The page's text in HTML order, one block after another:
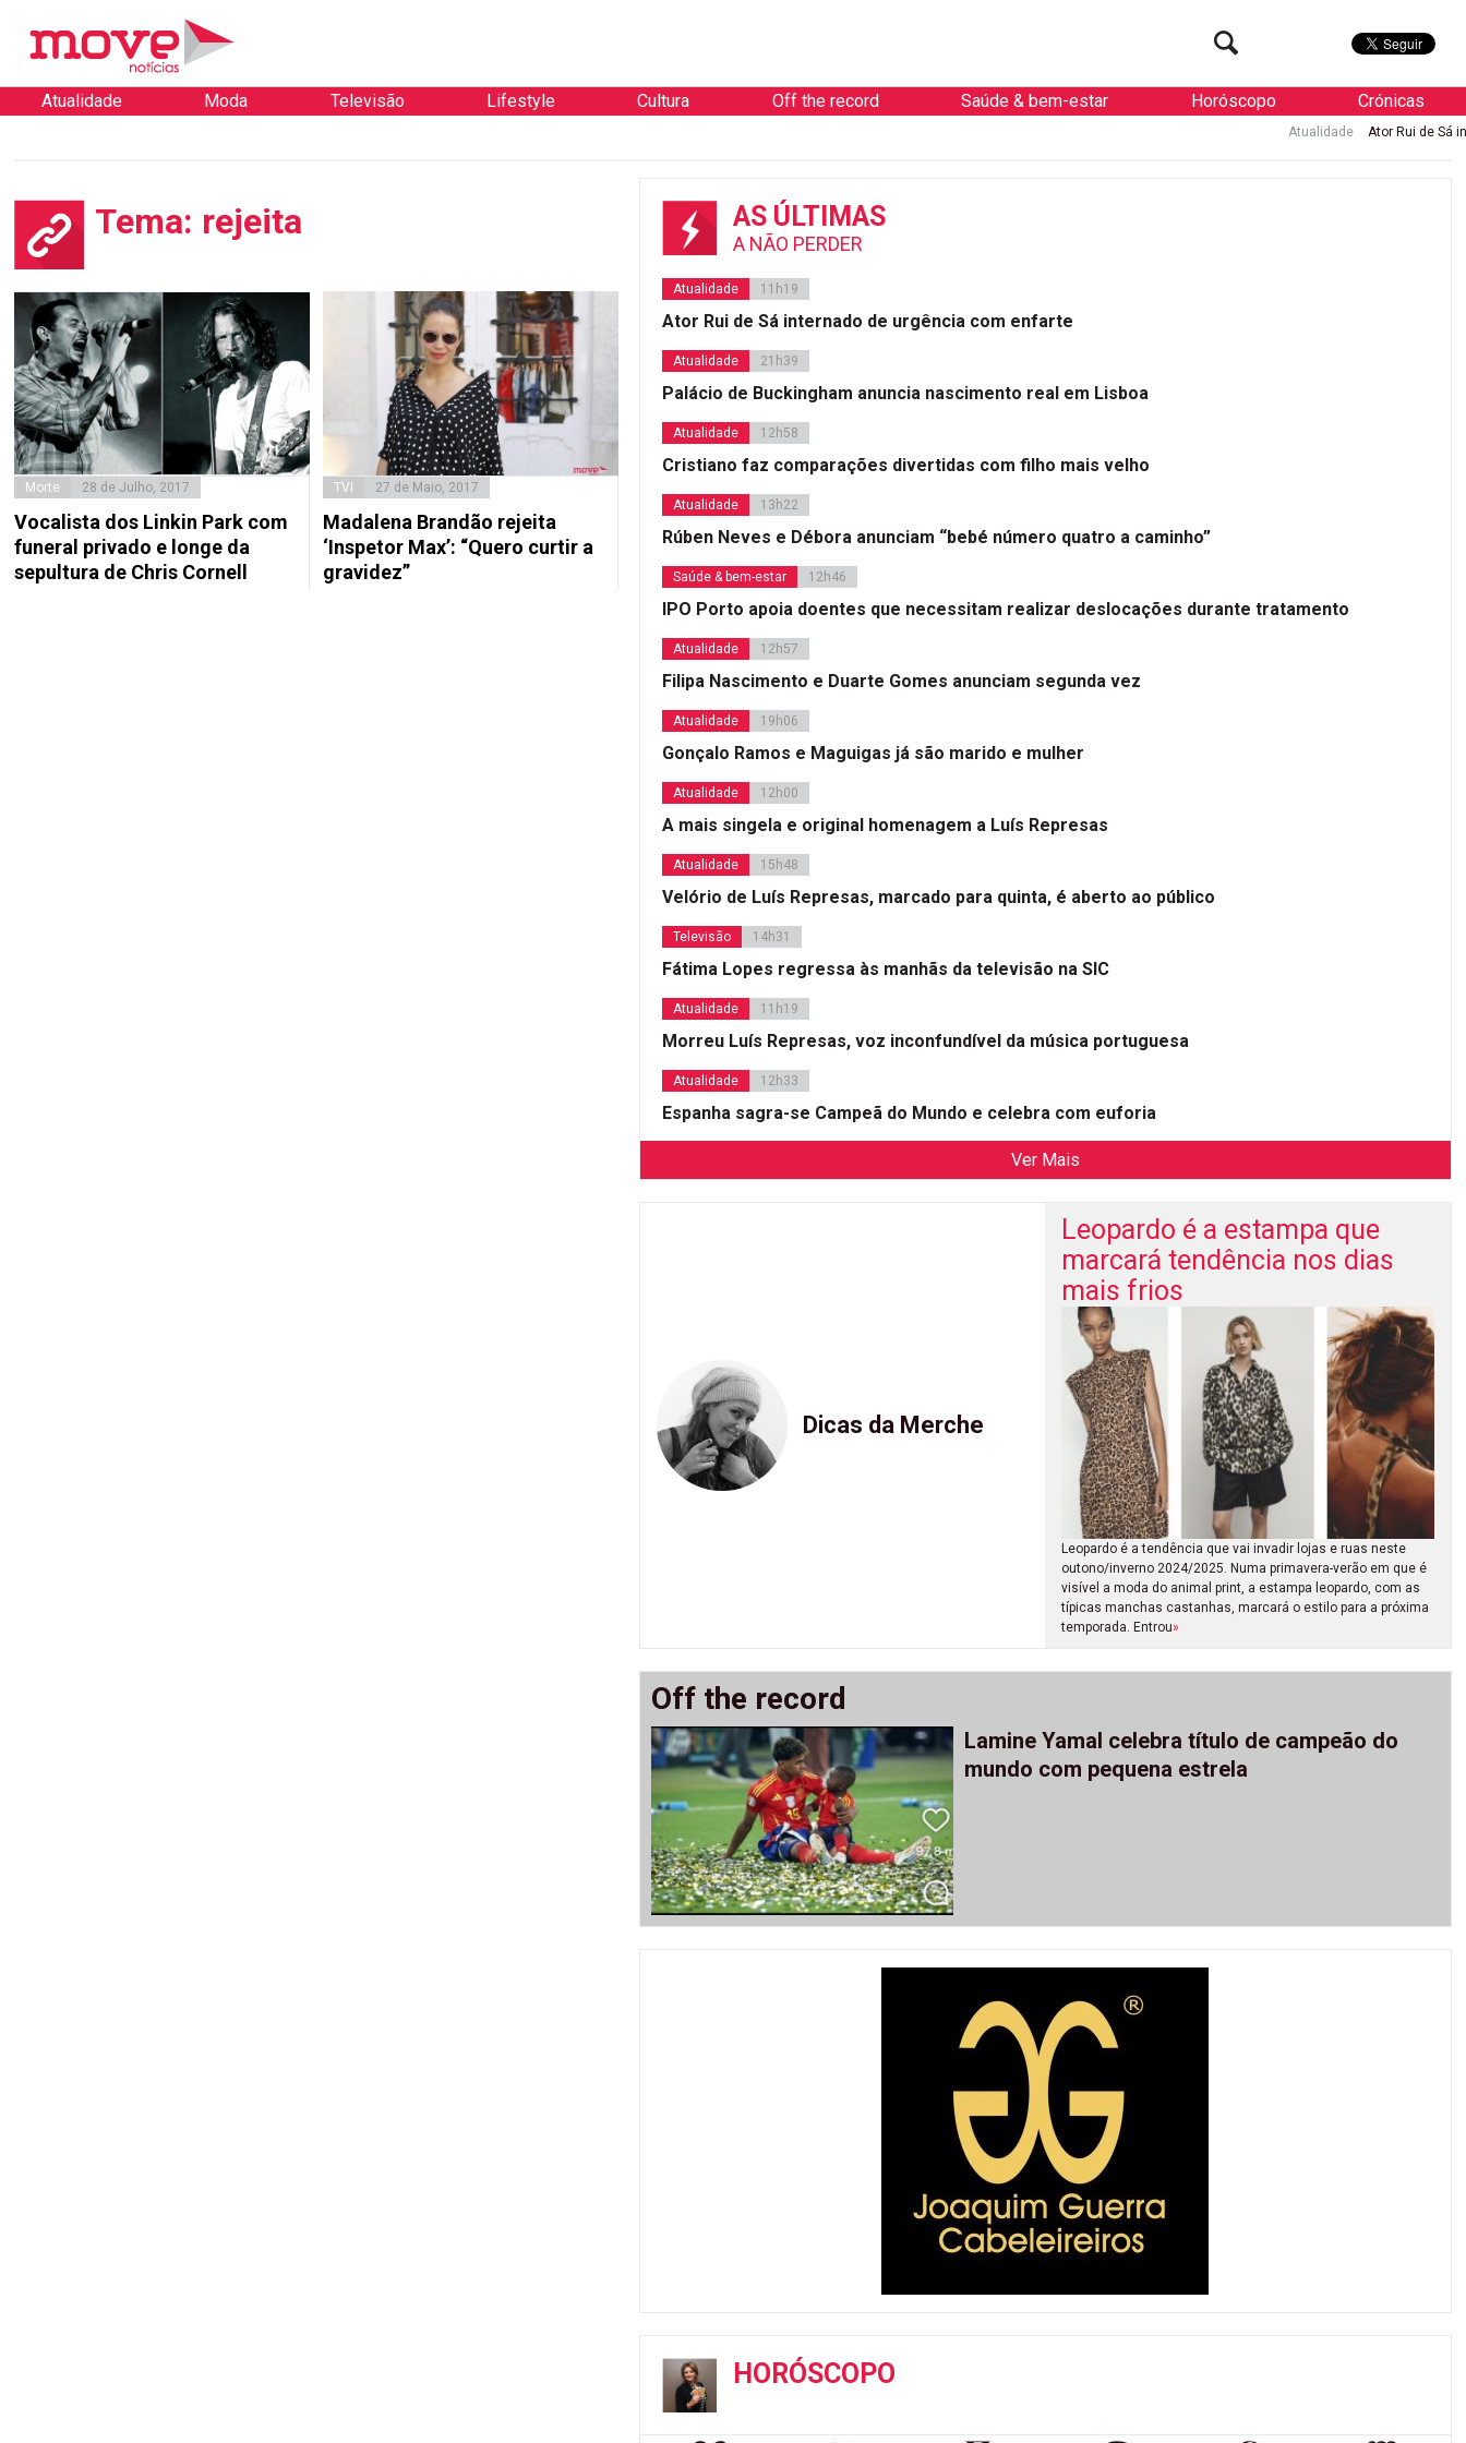
Atualidade Moda Televisão Lifestyle Cultura Off the record Saúde & bem-estar Horóscopo Crónicas
Atualidade Ator Rui de Sá
Tema: rejeita
Morte 28 de Julho, 2017
Vocalista dos Linkin Park com
funeral privado e longe da
sepultura de Chris Cornell
TVI 27 de Maio, 2017
Madalena Brandão rejeita
‘Inspetor Max’: “Quero curtir a
gravidez”
AS ÚLTIMAS
A NÃO PERDER
Atualidade 11h19
Ator Rui de Sá internado de urgência com enfarte
Atualidade 21h39
Palácio de Buckingham anuncia nascimento real em Lisboa
Atualidade 12h58
Cristiano faz comparações divertidas com filho mais velho
Atualidade 13h22
Rúben Neves e Débora anunciam “bebé número quatro a caminho”
Saúde & bem-estar 12h46
IPO Porto apoia doentes que necessitam realizar deslocações durante tratamento
Atualidade 12h57
Filipa Nascimento e Duarte Gomes anunciam segunda vez
Atualidade 19h06
Gonçalo Ramos e Maguigas já são marido e mulher
Atualidade 12h00
A mais singela e original homenagem a Luís Represas
Atualidade 15h48
Velório de Luís Represas, marcado para quinta, é aberto ao público
Televisão 14h31
Fátima Lopes regressa às manhãs da televisão na SIC
Atualidade 11h19
Morreu Luís Represas, voz inconfundível da música portuguesa
Atualidade 12h33
Espanha sagra-se Campeã do Mundo e celebra com euforia
Ver Mais
Dicas da Merche
Leopardo é a estampa que
marcará tendência nos dias
mais frios
Leopardo é a tendência que vai invadir lojas e ruas neste
outono/inverno 2024/2025. Numa primavera-verão em que é
visível a moda do animal print, a estampa leopardo, com as
típicas manchas castanhas, marcará o estilo para a próxima
temporada. Entrou»
Off the record
Lamine Yamal celebra título de campeão do
mundo com pequena estrela
HORÓSCOPO